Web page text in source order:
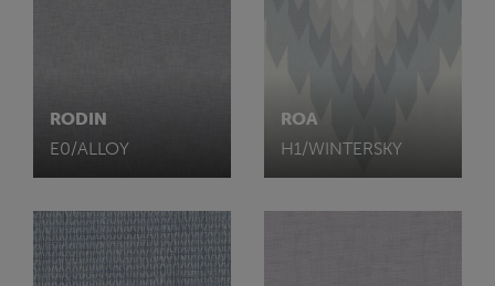
RODIN
E0/ALLOY
ROA
H1/WINTERSKY